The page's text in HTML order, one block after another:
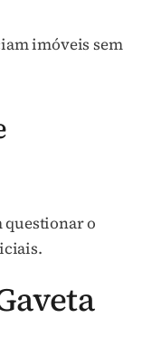
imóveis sem
questionar o